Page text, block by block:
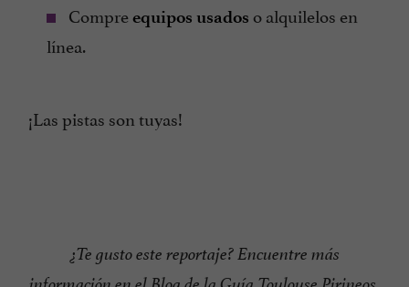
Compreequipos usados o alquilelos en
línea.
¡Las pistas son tuyas!
¿Te gusto este reportaje? Encuentre más